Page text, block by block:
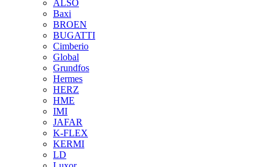
ALSO
Baxi
BROEN
BUGATTI
Cimberio
Global
Grundfos
Hermes
HERZ
HME
IMI
JAFAR
K-FLEX
KERMI
LD